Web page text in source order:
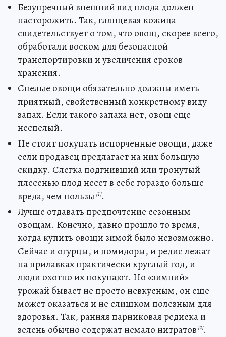
Безупречный внешний вид плода должен
насторожить. Так, глянцевая кожица
свидетельствует о том, что овощ, скорее всего,
обработали воском для безопасной
транспортировки и увеличения сроков
хранения.
Спелые овощи обязательно должны иметь
приятный, свойственный конкретному виду
запах. Если такого запаха нет, овощ еще
неспелый.
Не стоит покупать испорченные овощи, даже
если продавец предлагает на них большую
скидку. Слегка подгнивший или тронутый
плесенью плод несет в себе гораздо больше
вреда, чем пользы [1].
Лучше отдавать предпочтение сезонным
овощам. Конечно, давно прошло то время,
когда купить овощи зимой было невозможно.
Сейчас и огурцы, и помидоры, и редис лежат
на прилавках практически круглый год, и
люди охотно их покупают. Но «зимний»
урожай бывает не просто невкусным, он еще
может оказаться и не слишком полезным для
здоровья. Так, ранняя парниковая редиска и
зелень обычно содержат немало нитратов [2].